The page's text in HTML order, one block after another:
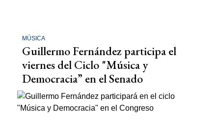
MÚSICA
Guillermo Fernández participa el
viernes del Ciclo "Música y
Democracia” en el Senado